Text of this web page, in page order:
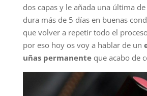
dos capas y le añada una última
dura más de 5 días en buenas
que volver a repetir todo el
por eso hoy os voy a hablar de un
uñas permanenteque acabo de